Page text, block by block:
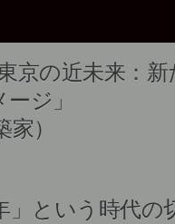
京の近未来：
ジ」
）
」という時代の